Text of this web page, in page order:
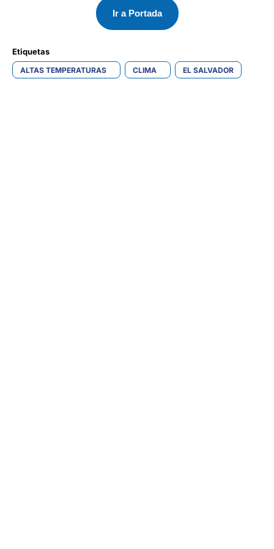
Ir a Portada
Etiquetas
ALTAS TEMPERATURAS CLIMA EL SALVADOR